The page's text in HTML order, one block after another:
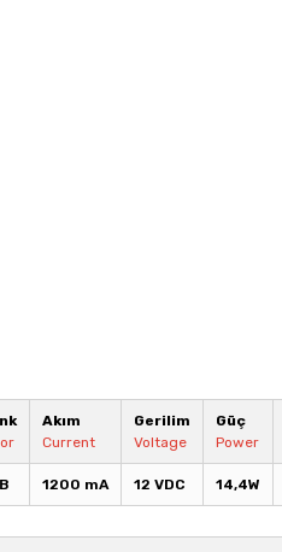
Akım
Current
Gerilim
Voltage
Güç
Power
1200 mA 12 VDC 14,4W